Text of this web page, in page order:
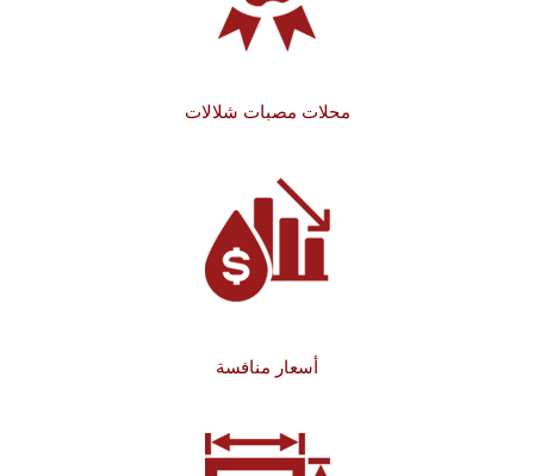
محلات مصبات شلالات
أسعار منافسة